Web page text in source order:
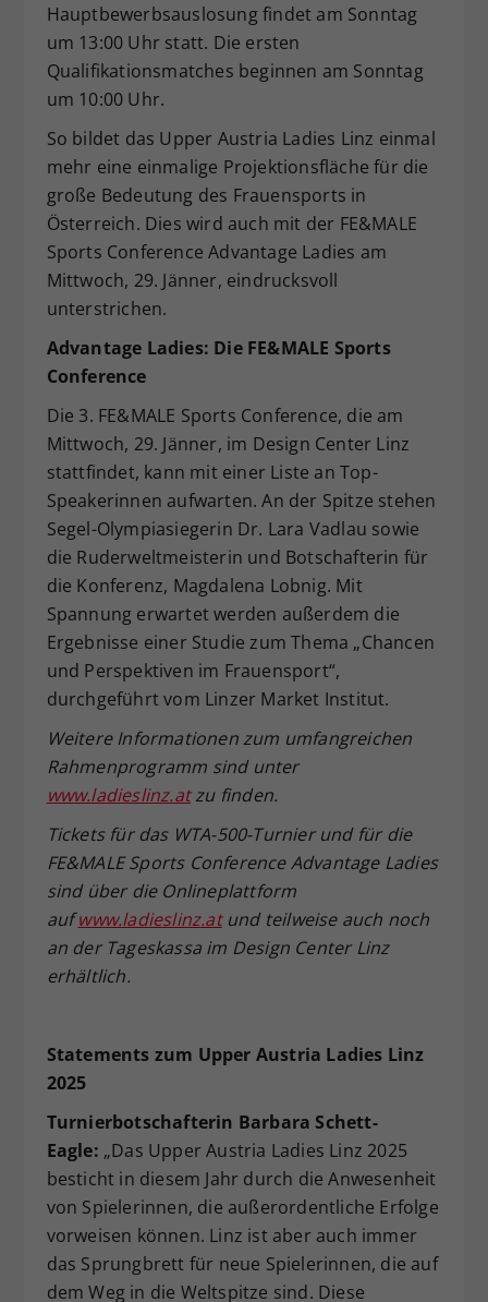
Hauptbewerbsauslosung findet am Sonntag
um 13:00 Uhr statt. Die ersten
Qualifikationsmatches beginnen am Sonntag
um 10:00 Uhr.
So bildet das Upper Austria Ladies Linz einmal
mehr eine einmalige Projektionsfläche für die
große Bedeutung des Frauensports in
Österreich. Dies wird auch mit der FE&MALE
Sports Conference Advantage Ladies am
Mittwoch, 29. Jänner, eindrucksvoll
unterstrichen.
Advantage Ladies: Die FE&MALE Sports
Conference
Die 3. FE&MALE Sports Conference, die am
Mittwoch, 29. Jänner, im Design Center Linz
stattfindet, kann mit einer Liste an Top-
Speakerinnen aufwarten. An der Spitze stehen
Segel-Olympiasiegerin Dr. Lara Vadlau sowie
die Ruderweltmeisterin und Botschafterin für
die Konferenz, Magdalena Lobnig. Mit
Spannung erwartet werden außerdem die
Ergebnisse einer Studie zum Thema „Chancen
und Perspektiven im Frauensport“,
durchgeführt vom Linzer Market Institut.
Weitere Informationen zum umfangreichen
Rahmenprogramm sind unter
www.ladieslinz.atzu finden.
Tickets für das WTA-500-Turnier und für die
FE&MALE Sports Conference Advantage Ladies
sind über die Onlineplattform
auf www.ladieslinz.atund teilweise auch noch
an der Tageskassaim Design Center Linz
erhältlich.
Statements zum Upper Austria Ladies Linz
2025
Turnierbotschafterin Barbara Schett-
Eagle: „Das Upper Austria Ladies Linz 2025
besticht in diesem Jahr durch die Anwesenheit
von Spielerinnen, die außerordentliche Erfolge
vorweisen können. Linz ist aber auch immer
das Sprungbrett für neue Spielerinnen, die auf
dem Weg in die Weltspitze sind. Diese